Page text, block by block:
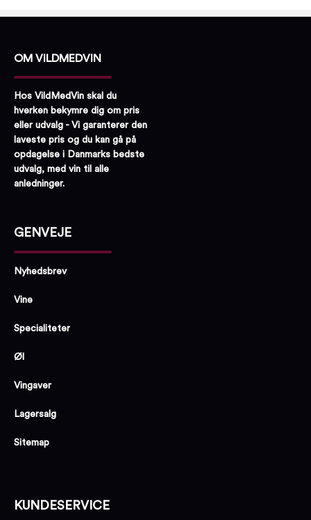
OM VILDMEDVIN
Hos VildMedVin skal du
hverken bekymre dig om pris
eller udvalg - Vi garanterer den
laveste pris og du kan gå på
opdagelse i Danmarks bedste
udvalg, med vin til alle
anledninger.
GENVEJE
Nyhedsbrev
Vine
Specialiteter
Øl
Vingaver
Lagersalg
Sitemap
KUNDESERVICE